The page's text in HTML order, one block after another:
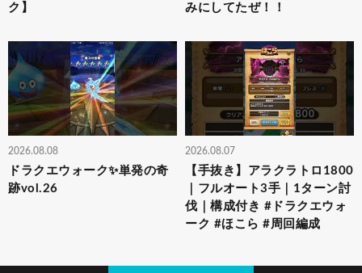
ク】
みにしてたぜ！！
2026.08.08
ドラクエウォーク✨単発の奇
跡vol.26
2026.08.07
【手抜き】アラクラトロ1800
｜フルオート3手｜1ターン討
伐｜構成付き #ドラクエウォ
ーク #ほこら #周回編成